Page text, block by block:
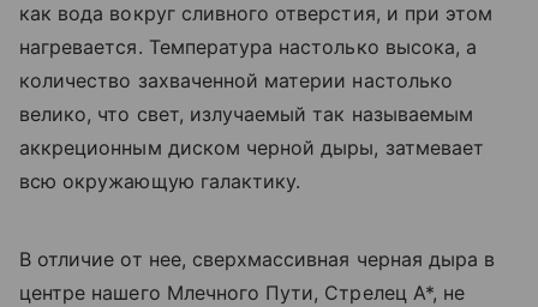
как вода вокруг сливного отверстия, и при этом
нагревается. Температура настолько высока, а
количество захваченной материи настолько
велико, что свет, излучаемый так называемым
аккреционным диском черной дыры, затмевает
всю окружающую галактику.
В отличие от нее, сверхмассивная черная дыра в
центре нашего Млечного Пути, Стрелец А*, не